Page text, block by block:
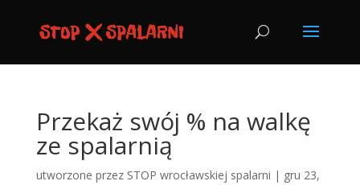
Przekaż swój % na walkę
ze spalarnią
utworzone przez STOP wrocławskiej spalarni | gru 23,